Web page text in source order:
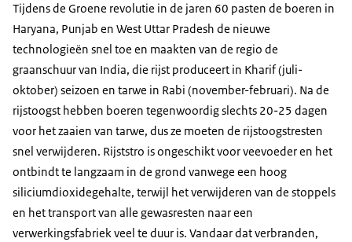
Tijdens de Groene revolutie in de jaren 60 pasten de boeren in
Haryana, Punjab en West Uttar Pradesh de nieuwe
technologieën snel toe en maakten van de regio de
graanschuur van India, die rijst produceert in Kharif (juli-
oktober) seizoen en tarwe in Rabi (november-februari). Na de
rijstoogst hebben boeren tegenwoordig slechts 20-25 dagen
voor het zaaien van tarwe, dus ze moeten de rijstoogstresten
snel verwijderen. Rijststro is ongeschikt voor veevoeder en het
ontbindt te langzaam in de grond vanwege een hoog
siliciumdioxidegehalte, terwijl het verwijderen van de stoppels
en het transport van alle gewasresten naar een
verwerkingsfabriek veel te duur is. Vandaar dat verbranden,